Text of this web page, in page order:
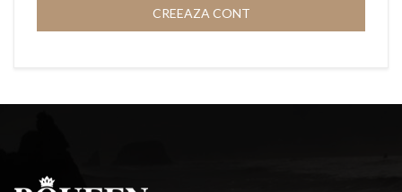
CREEAZA CONT